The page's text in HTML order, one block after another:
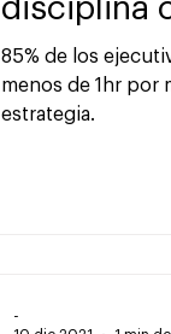
disciplina
85% de los
menos de 1hr por
estrategia.
-